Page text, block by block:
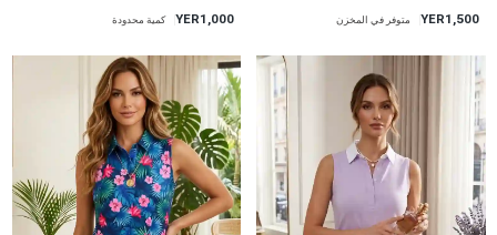
YER1,500 متوفر في المخزن YER1,000 كمية محدودة